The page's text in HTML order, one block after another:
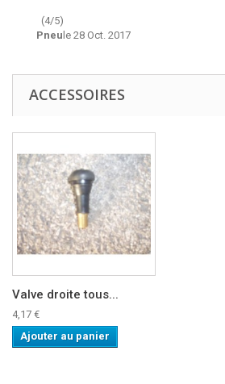
(4/5)
le 28 Oct. 2017
Pneu
ACCESSOIRES
Valve droite tous...
4,17 €
Ajouter au panier